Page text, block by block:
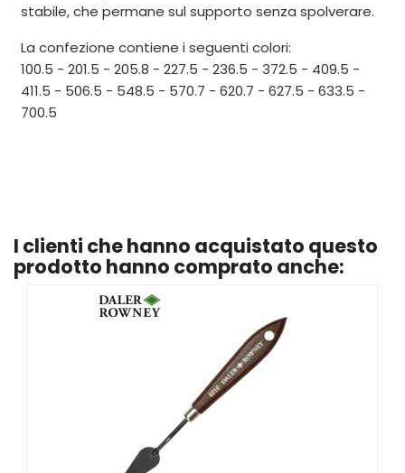
stabile, che permane sul supporto senza spolverare.
La confezione contiene i seguenti colori:
100.5 - 201.5 - 205.8 - 227.5 - 236.5 - 372.5 - 409.5 -
411.5 - 506.5 - 548.5 - 570.7 - 620.7 - 627.5 - 633.5 -
700.5
I clienti che hanno acquistato questo
prodotto hanno comprato anche: